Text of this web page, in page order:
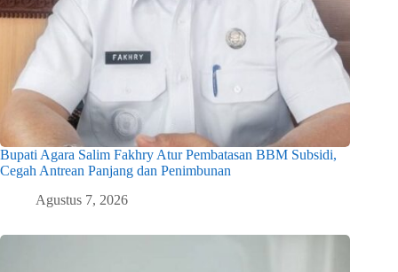
Bupati Agara Salim Fakhry Atur Pembatasan BBM Subsidi,
Cegah Antrean Panjang dan Penimbunan
Agustus 7, 2026